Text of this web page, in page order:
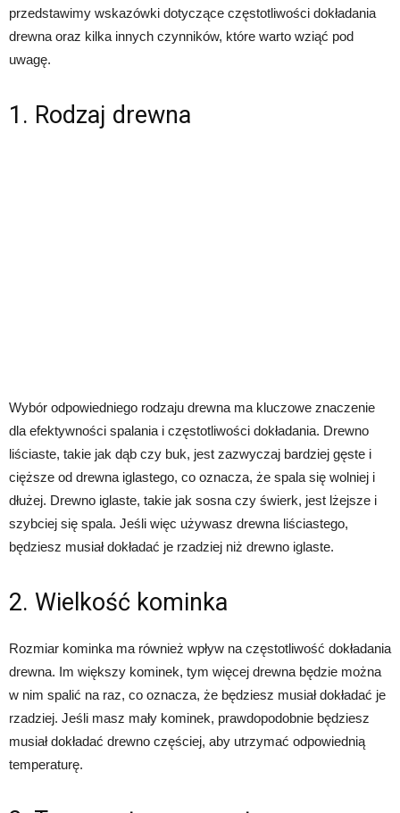
przedstawimy wskazówki dotyczące częstotliwości dokładania
drewna oraz kilka innych czynników, które warto wziąć pod
uwagę.
1. Rodzaj drewna
Wybór odpowiedniego rodzaju drewna ma kluczowe znaczenie
dla efektywności spalania i częstotliwości dokładania. Drewno
liściaste, takie jak dąb czy buk, jest zazwyczaj bardziej gęste i
cięższe od drewna iglastego, co oznacza, że spala się wolniej i
dłużej. Drewno iglaste, takie jak sosna czy świerk, jest lżejsze i
szybciej się spala. Jeśli więc używasz drewna liściastego,
będziesz musiał dokładać je rzadziej niż drewno iglaste.
2. Wielkość kominka
Rozmiar kominka ma również wpływ na częstotliwość dokładania
drewna. Im większy kominek, tym więcej drewna będzie można
w nim spalić na raz, co oznacza, że będziesz musiał dokładać je
rzadziej. Jeśli masz mały kominek, prawdopodobnie będziesz
musiał dokładać drewno częściej, aby utrzymać odpowiednią
temperaturę.